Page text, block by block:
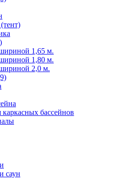
1,65 м.
1,80 м.
2,0 м.
бассейнов
саун